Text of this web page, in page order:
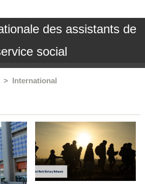
des assistants de
social
> International